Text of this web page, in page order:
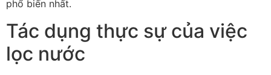
phổ biến nhất.
Tác dụng thực sự của việc
lọc nước